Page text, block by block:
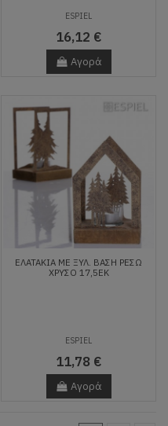
ESPIEL
16,12 €
Αγορά
ΕΛΑΤΑΚΙΑ ΜΕ ΞΥΛ. ΒΑΣΗ ΡΕΣΩ
ΧΡΥΣΟ 17,5ΕΚ
ESPIEL
11,78 €
Αγορά